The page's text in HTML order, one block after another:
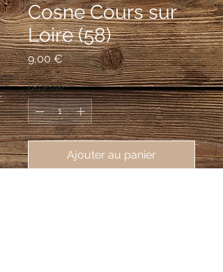
Cosne Cours sur
Loire (58)
9,00 €Prix
Quantité *
Ajouter au panier